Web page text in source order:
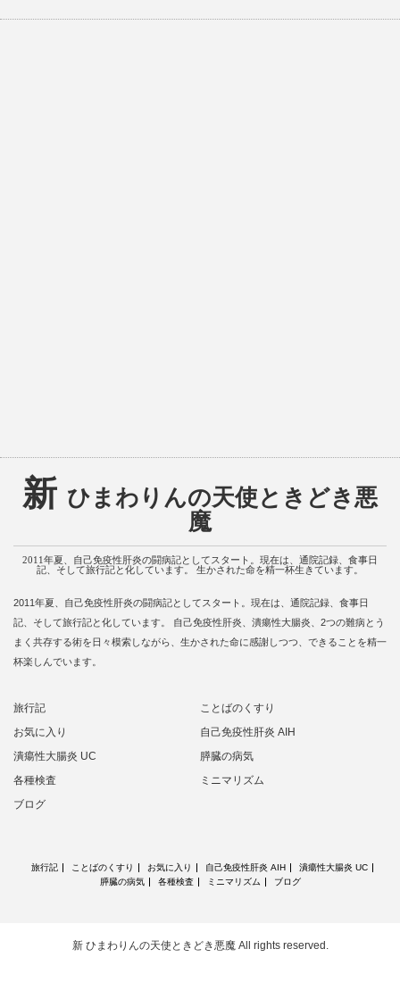
新 ひまわりんの天使ときどき悪
魔
2011年夏、自己免疫性肝炎の闘病記としてスタート。現在は、通院記録、食事日
記、そして旅行記と化しています。 生かされた命を精一杯生きています。
2011年夏、自己免疫性肝炎の闘病記としてスタート。現在は、通院記録、食事日
記、そして旅行記と化しています。 自己免疫性肝炎、潰瘍性大腸炎、2つの難病とう
まく共存する術を日々模索しながら、生かされた命に感謝しつつ、できることを精一
杯楽しんでいます。
旅行記
ことばのくすり
お気に入り
自己免疫性肝炎 AIH
潰瘍性大腸炎 UC
膵臓の病気
各種検査
ミニマリズム
ブログ
旅行記 ことばのくすり お気に入り 自己免疫性肝炎 AIH
潰瘍性大腸炎 UC
膵臓の病気
各種検査 ミニマリズム ブログ
新 ひまわりんの天使ときどき悪魔All rights reserved.